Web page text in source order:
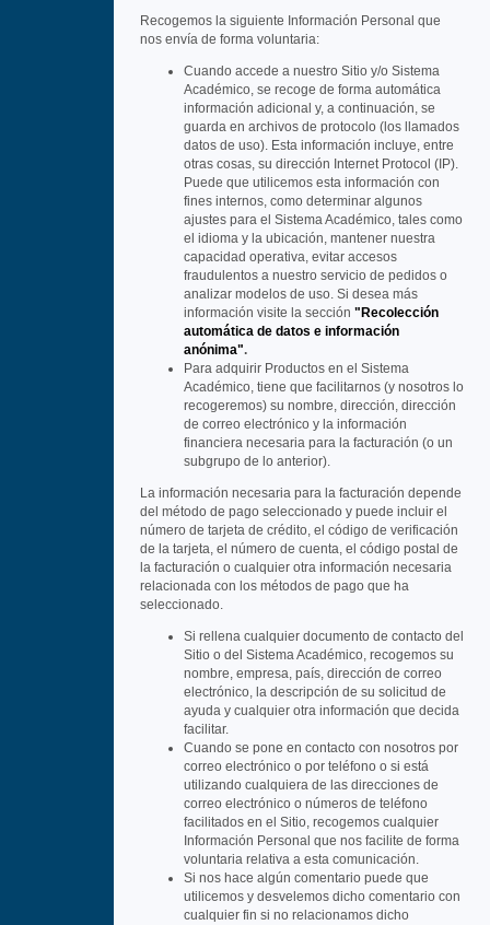
Recogemos la siguiente Información Personal que
nos envía de forma voluntaria:
Cuando accede a nuestro Sitio y/o Sistema
Académico, se recoge de forma automática
información adicional y, a continuación, se
guarda en archivos de protocolo (los llamados
datos de uso). Esta información incluye, entre
otras cosas, su dirección Internet Protocol (IP).
Puede que utilicemos esta información con
fines internos, como determinar algunos
ajustes para el Sistema Académico, tales como
el idioma y la ubicación, mantener nuestra
capacidad operativa, evitar accesos
fraudulentos a nuestro servicio de pedidos o
analizar modelos de uso. Si desea más
información visite la sección "Recolección
automática de datos e información
anónima".
Para adquirir Productos en el Sistema
Académico, tiene que facilitarnos (y nosotros lo
recogeremos) su nombre, dirección, dirección
de correo electrónico y la información
financiera necesaria para la facturación (o un
subgrupo de lo anterior).
La información necesaria para la facturación depende
del método de pago seleccionado y puede incluir el
número de tarjeta de crédito, el código de verificación
de la tarjeta, el número de cuenta, el código postal de
la facturación o cualquier otra información necesaria
relacionada con los métodos de pago que ha
seleccionado.
Si rellena cualquier documento de contacto del
Sitio o del Sistema Académico, recogemos su
nombre, empresa, país, dirección de correo
electrónico, la descripción de su solicitud de
ayuda y cualquier otra información que decida
facilitar.
Cuando se pone en contacto con nosotros por
correo electrónico o por teléfono o si está
utilizando cualquiera de las direcciones de
correo electrónico o números de teléfono
facilitados en el Sitio, recogemos cualquier
Información Personal que nos facilite de forma
voluntaria relativa a esta comunicación.
Si nos hace algún comentario puede que
utilicemos y desvelemos dicho comentario con
cualquier fin si no relacionamos dicho